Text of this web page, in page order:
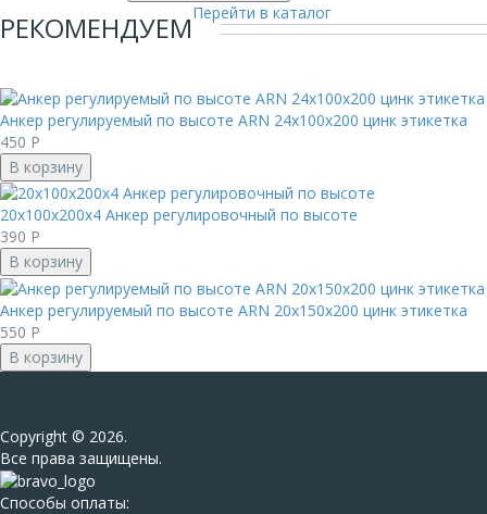
РЕКОМЕНДУЕМПерейти в каталог
Анкер регулируемый по высоте ARN 24х100x200 цинк этикетка
450 Р
В корзину
20х100х200х4 Анкер регулировочный по высоте
390 Р
В корзину
Анкер регулируемый по высоте ARN 20х150x200 цинк этикетка
550 Р
В корзину
Сopyright © 2026.
Все права защищены.
Способы оплаты: